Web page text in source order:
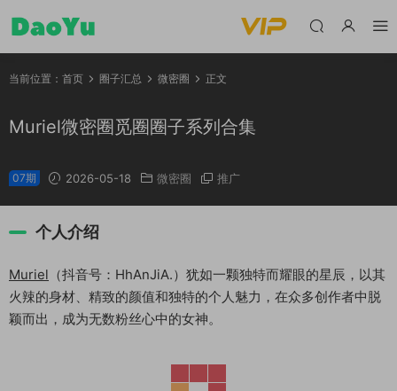
当前位置： 首页 圈子汇总 微密圈 正文
Muriel微密圈觅圈圈子系列合集
07期 2026-05-18 微密圈 推广
个人介绍
Muriel （抖音号：HhAnJiA.）犹如一颗独特而耀眼的星辰，以其
火辣的身材、精致的颜值和独特的个人魅力，在众多创作者中脱
颖而出，成为无数粉丝心中的女神。